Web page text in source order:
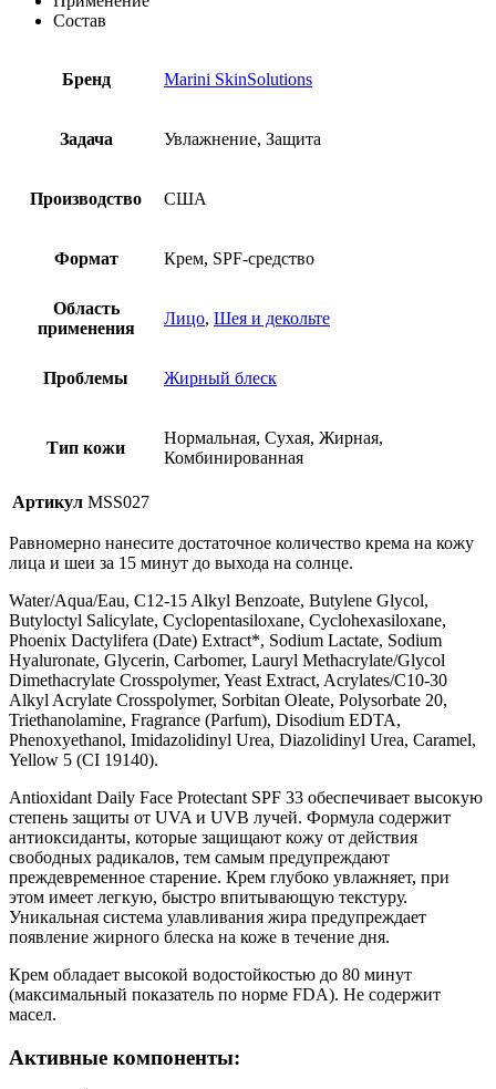
Состав
Бренд Marini SkinSolutions
Задача Увлажнение, Защита
Производство США
Формат Крем, SPF-средство
Область
применения
Лицо, Шея и декольте
Проблемы Жирный блеск
Тип кожи
Нормальная, Сухая, Жирная,
Комбинированная
Артикул MSS027
Равномерно нанесите достаточное количество крема на кожу
лица и шеи за 15 минут до выхода на солнце.
Water/Aqua/Eau, C12-15 Alkyl Benzoate, Butylene Glycol,
Butyloctyl Salicylate, Cyclopentasiloxane, Cyclohexasiloxane,
Phoenix Dactylifera (Date) Extract*, Sodium Lactate, Sodium
Hyaluronate, Glycerin, Carbomer, Lauryl Methacrylate/Glycol
Dimethacrylate Crosspolymer, Yeast Extract, Acrylates/C10-30
Alkyl Acrylate Crosspolymer, Sorbitan Oleate, Polysorbate 20,
Triethanolamine, Fragrance (Parfum), Disodium EDTA,
Phenoxyethanol, Imidazolidinyl Urea, Diazolidinyl Urea, Caramel,
Yellow 5 (CI 19140).
Antioxidant Daily Face Protectant SPF 33 обеспечивает высокую
степень защиты от UVA и UVB лучей. Формула содержит
антиоксиданты, которые защищают кожу от действия
свободных радикалов, тем самым предупреждают
преждевременное старение. Крем глубоко увлажняет, при
этом имеет легкую, быстро впитывающую текстуру.
Уникальная система улавливания жира предупреждает
появление жирного блеска на коже в течение дня.
Крем обладает высокой водостойкостью до 80 минут
(максимальный показатель по норме FDA). Не содержит
масел.
Активные компоненты: